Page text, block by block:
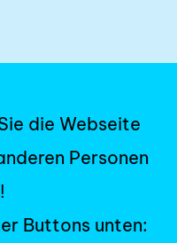
die Webseite
Personen
Buttons unten: